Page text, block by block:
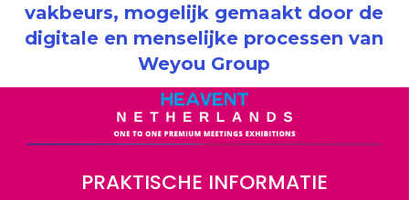
vakbeurs, mogelijk gemaakt door de
digitale en menselijke processen van
Weyou Group
PRAKTISCHE INFORMATIE